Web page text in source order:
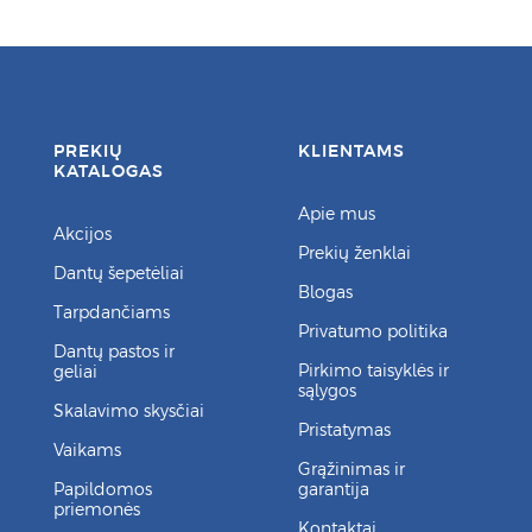
PREKIŲ
KATALOGAS
Akcijos
Dantų šepetėliai
Tarpdančiams
Dantų pastos ir
geliai
Skalavimo skysčiai
Vaikams
Papildomos
priemonės
KLIENTAMS
Apie mus
Prekių ženklai
Blogas
Privatumo politika
Pirkimo taisyklės ir
sąlygos
Pristatymas
Grąžinimas ir
garantija